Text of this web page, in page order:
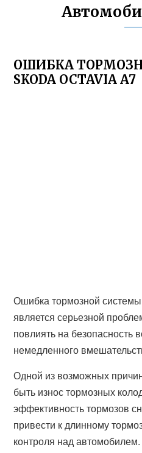
ОШИБКА
SKODA OCTAVIA A7
Ошибка тормозной
является серьезной
повлиять на безопасность
немедленного
Одной из возможных
быть износ тормозных
эффективность тормозов
привести к длинному
контроля над